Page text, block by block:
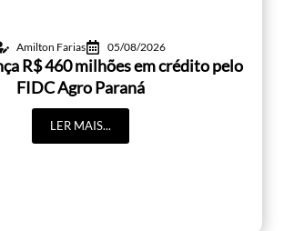
Amilton Farias 05/08/2026
R$ 460 milhões em crédito pelo
FIDC Agro Paraná
LER MAIS...